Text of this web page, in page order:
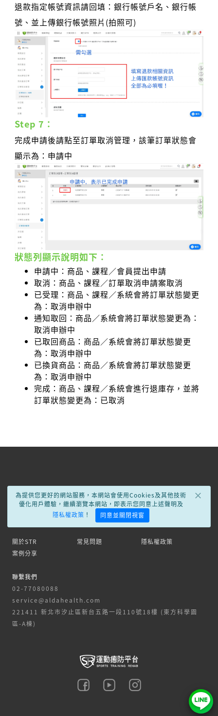
退款指定帳號資訊請回填：銀行帳號戶名、銀行帳
號、並上傳銀行帳號照片(拍照可)
Step 7：
完成申請後請點至訂單取消管理，該筆訂單狀態會
顯示為：申請中
狀態列顯示說明如下：
申請中：商品、課程／會員提出申請
取消：商品、課程／訂單取消申請案取消
已受理：商品、課程／系統會將訂單狀態變更
為：取消申辦中
通知取回：商品／系統會將訂單狀態變更為：
取消申辦中
已取回商品：商品／系統會將訂單狀態變更
為：取消申辦中
已換貨商品：商品／系統會將訂單狀態變更
為：取消申辦中
完成：商品、課程／系統會進行退庫存，並將
訂單狀態變更為：已取消
×
為提供您更好的網站服務，本網站會使用Cookies及其他技術
優化用戶體驗，繼續瀏覽本網站，即表示您同意上述聲明及
隱私權政策 ！ 同意並關閉視窗
關於STR 常見問題
隱私權政策
案例分享
聯繫我們
02-77080088
service@aldahealth.com
221411 新北市汐止區新台五路一段110號18樓 (東方科學園
區-A棟)